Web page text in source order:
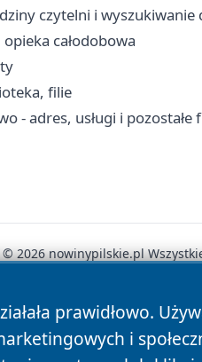
czytelni i
całodobowa
filie
- adres, usługi i pozostałe
prawidłowo.
i
2026 nowinypilskie.pl
Polityka Prywatności